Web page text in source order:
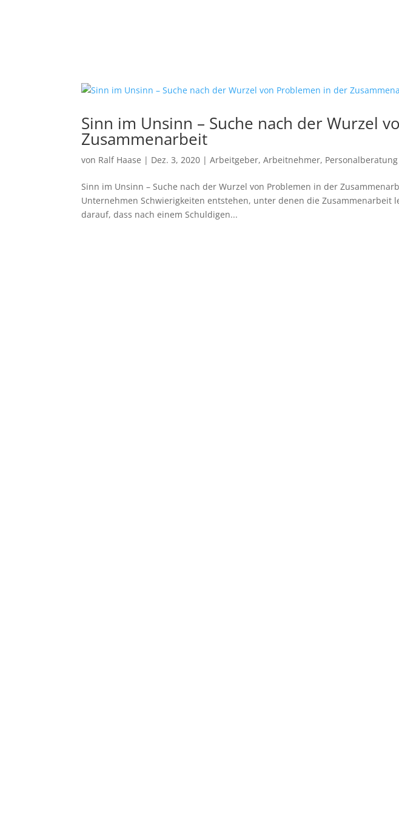
Sinn im Unsinn – Suche nach der Wurzel
Zusammenarbeit
von Ralf Haase | Dez. 3, 2020 |Arbeitgeber,Arbeitnehmer, Personalberatung
Sinn im Unsinn – Suche nach der Wurzel von Problemen in der
Unternehmen Schwierigkeiten entstehen, unter denen die Zusammenarbeit
darauf, dass nach einem Schuldigen...